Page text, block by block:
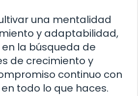
una mentalidad
y adaptabilidad,
la búsqueda de
de crecimiento y
continuo con
todo lo que haces.